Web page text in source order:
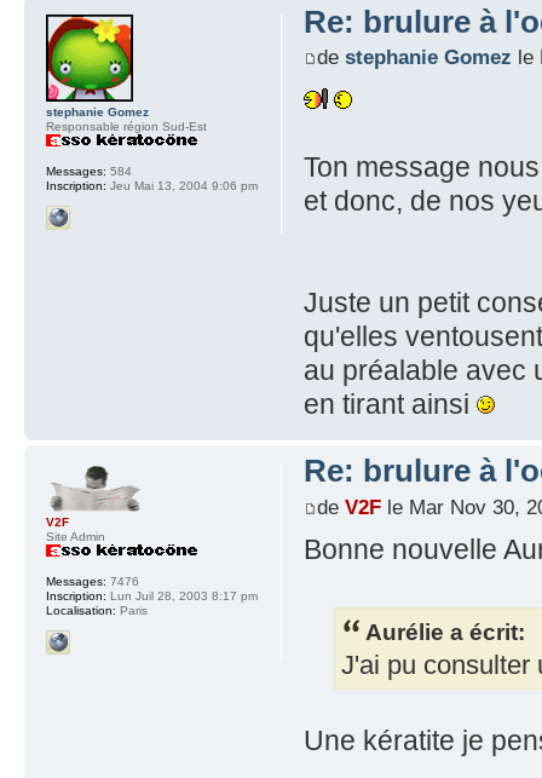
Re: brulure à
de stephanie Gomez le
Ton message
et donc, de nos
Juste un petit
qu'elles
au préalable avec
en tirant ainsi
stephanie Gomez
Responsable région Sud-Est
Messages: 584
Inscription: Jeu Mai 13, 2004 9:06 pm
Re: brulure à
de V2Fle Mar Nov 30,
Bonne nouvelle
Aurélie a écrit:
J'ai pu consulter
Une kératite je
V2F
Site Admin
Messages: 7476
Inscription: Lun Juil 28, 2003 8:17 pm
Localisation: Paris